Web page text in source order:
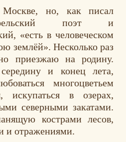
но, как писал
поэт и
«есть в человеческом
землёй». Несколько раз
приезжаю на родину.
и конец лета,
многоцветьем
искупаться в озерах,
северными закатами.
кострами лесов,
и отражениями.